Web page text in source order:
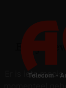
Er zijn
Er is iets